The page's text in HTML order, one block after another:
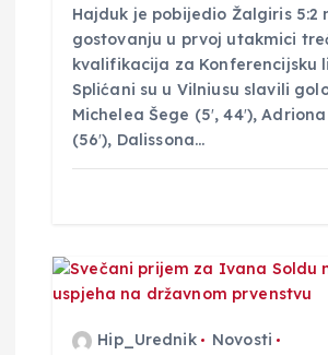
Hajduk je pobijedio Žalgiris 5:2
gostovanju u prvoj utakmici
kvalifikacija za Konferencijsku
Splićani su u Vilniusu slavili
Michelea Šege (5′, 44′),
(56′), Dalissona…
Hip_Urednik Novosti